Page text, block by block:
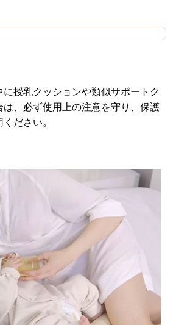
授乳クッションや類似サポートク
は、必ず使用上の注意を守り、保護
ださい。